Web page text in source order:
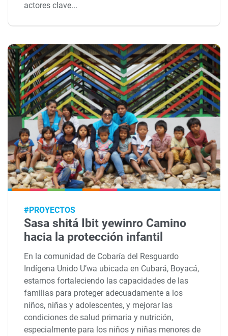
actores clave...
#PROYECTOS
Sasa shitá Ibit yewinro Camino
hacia la protección infantil
En la comunidad de Cobaría del Resguardo
Indígena Unido U’wa ubicada en Cubará, Boyacá,
estamos fortaleciendo las capacidades de las
familias para proteger adecuadamente a los
niños, niñas y adolescentes, y mejorar las
condiciones de salud primaria y nutrición,
especialmente para los niños y niñas menores de